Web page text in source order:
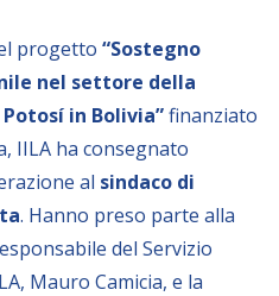
economico
progetto “Sostegno
nel settore della
in Bolivia”finanziato
IILA ha consegnato
al sindaco di
. Hanno preso parte alla
del Servizio
Mauro Camicia, e la